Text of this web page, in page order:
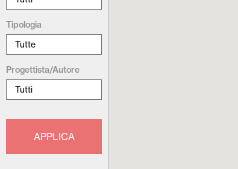
Tipologia
Progettista/Autore